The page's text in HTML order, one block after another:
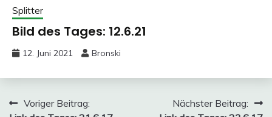
Splitter
Bild des Tages: 12.6.21
12. Juni 2021 Bronski
Beitragsnavigation
Voriger Beitrag:
Nächster Beitrag: